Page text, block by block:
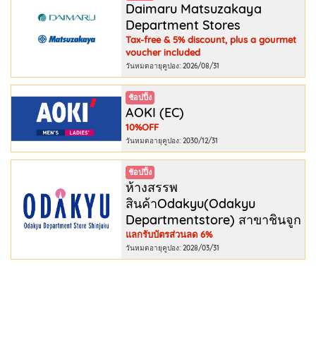
Daimaru Matsuzakaya
Department Stores
Tax-free & 5% discount, plus a gourmet
voucher included
วันหมดอายุคูปอง: 2026/08/31
ช้อปปิ้ง
AOKI (EC)
10%OFF
วันหมดอายุคูปอง: 2030/12/31
ช้อปปิ้ง
ห้างสรรพ
สินค้าOdakyu(Odakyu
Departmentstore) สาขาชินจูก
แลกรับบัตรส่วนลด 6%
วันหมดอายุคูปอง: 2028/03/31